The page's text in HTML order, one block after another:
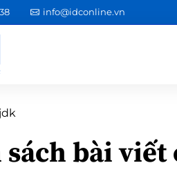
info@idconline.vn
jdk
sách bài viết